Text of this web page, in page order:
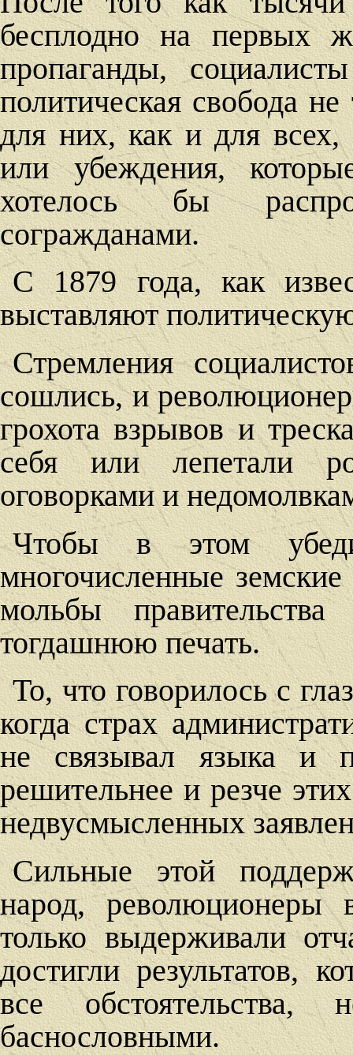
бесплодно на первых
пропаганды,
политическая свобода
для них, как и для всех,
или убеждения,
хотелось бы
согражданами.
С 1879 года, как
выставляют
Стремления
сошлись, и
грохота взрывов и
себя или лепетали
оговорками и
Чтобы в этом
многочисленные
мольбы
тогдашнюю печать.
То, что говорилось с
когда страх
не связывал языка и
решительнее и резче
недвусмысленных
Сильные этой
народ, революционеры
только выдерживали
достигли результатов,
все обстоятельства,
баснословными.